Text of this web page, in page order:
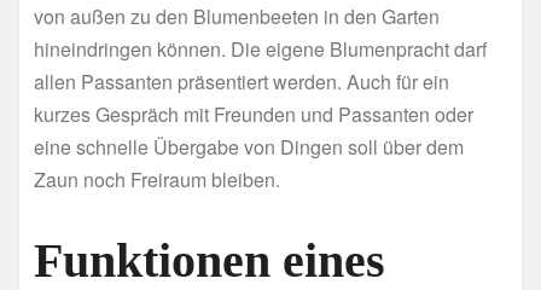
von außen zu den Blumenbeeten in den Garten
hineindringen können. Die eigene Blumenpracht darf
allen Passanten präsentiert werden. Auch für ein
kurzes Gespräch mit Freunden und Passanten oder
eine schnelle Übergabe von Dingen soll über dem
Zaun noch Freiraum bleiben.
Funktionen eines